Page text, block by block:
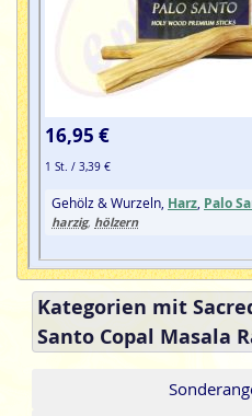
16,95 €
1 St. / 3,39 €
Gehölz & Wurzeln, Harz Palo
harzig, hölzern
Kategorien mit
Santo Copal Masala